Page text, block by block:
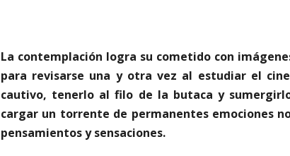
La contemplación logra su cometido con
para revisarse una y otra vez al estudiar el
cautivo, tenerlo al filo de la butaca y
cargar un torrente de permanentes emociones
pensamientos y sensaciones.